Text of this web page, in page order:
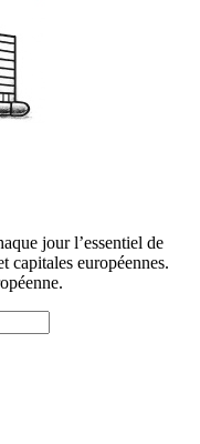
jour l’essentiel de
capitales européennes.